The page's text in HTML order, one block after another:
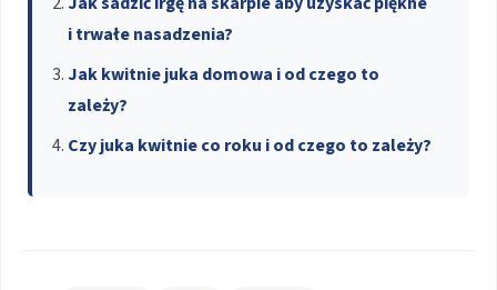
i trwałe nasadzenia?
Jak kwitnie juka domowa i od czego to
zależy?
Czy juka kwitnie co roku i od czego to zależy?